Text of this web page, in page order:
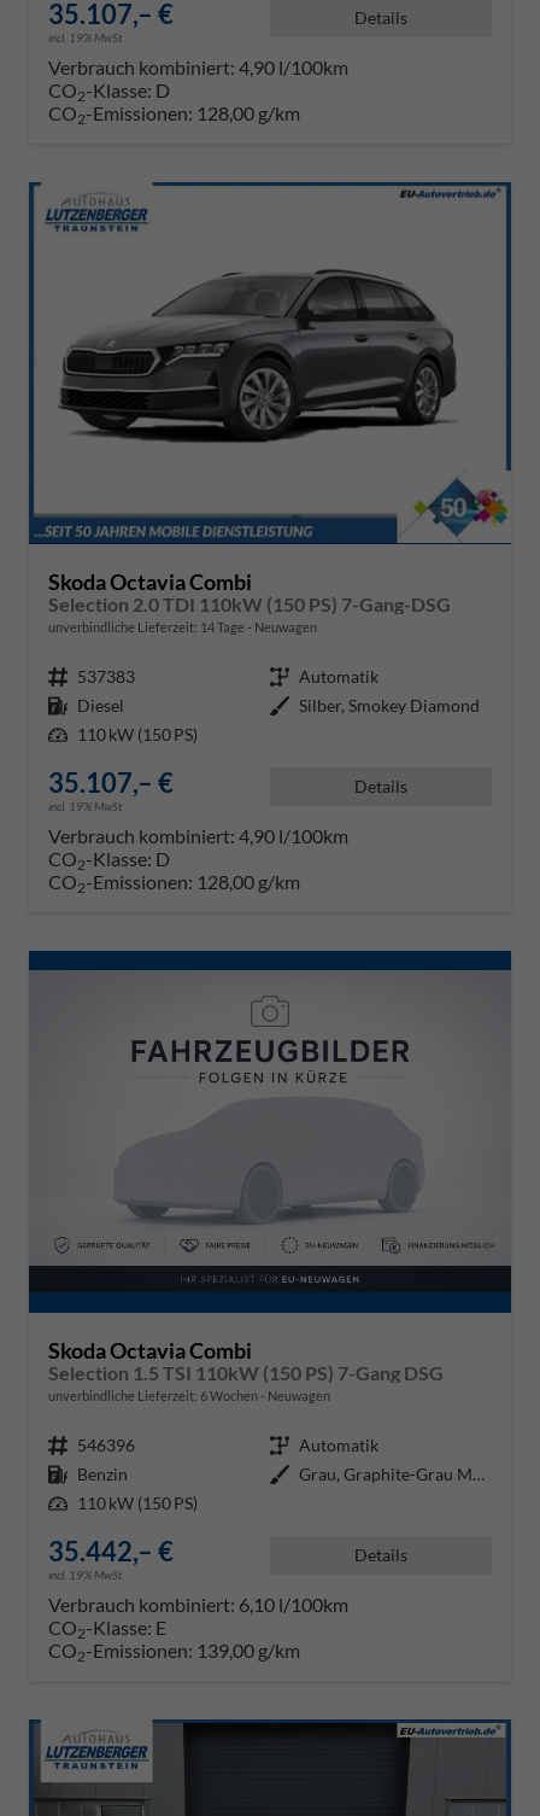
35.107,– €
incl. 19% MwSt.
Details
Verbrauch kombiniert: 4,90 l/100km
CO2-Klasse: D
CO2-Emissionen: 128,00 g/km
Skoda Octavia Combi
Selection 2.0 TDI 110kW (150 PS) 7-Gang-DSG
unverbindliche Lieferzeit: 14 Tage Neuwagen
Fahrzeugnr. 537383 Getriebe Automatik
Kraftstoff Diesel Außenfarbe Silber, Smokey Diamond
Leistung 110 kW (150 PS)
35.107,– €
incl. 19% MwSt.
Details
Verbrauch kombiniert: 4,90 l/100km
CO2-Klasse: D
CO2-Emissionen: 128,00 g/km
Skoda Octavia Combi
Selection 1.5 TSI 110kW (150 PS) 7-Gang DSG
unverbindliche Lieferzeit: 6 Wochen Neuwagen
Fahrzeugnr. 546396 Getriebe Automatik
Kraftstoff Benzin Außenfarbe
Grau, Graphite-Grau Metallic (5X
Leistung 110 kW (150 PS)
35.442,– €
incl. 19% MwSt.
Details
Verbrauch kombiniert: 6,10 l/100km
CO2-Klasse: E
CO2-Emissionen: 139,00 g/km